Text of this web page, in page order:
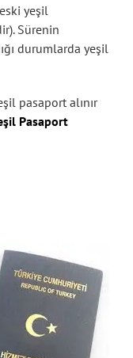
yeşil
Sürenin
durumlarda yeşil
pasaport alınır
Pasaport